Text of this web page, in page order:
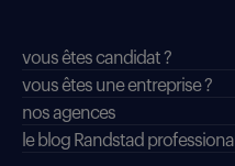
vous êtes candidat ?
vous êtes une entreprise ?
nos agences
le blog Randstad professional